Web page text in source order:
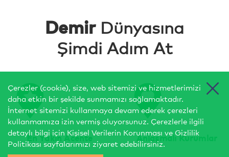
DemirDünyasına
Şimdi Adım At
En Yakın Acente Anlaşmalı Kurumlar
Çerezler (cookie), size, web sitemizi ve hizmetlerimizi
daha etkin bir şekilde sunmamızı sağlamaktadır.
İnternet sitemizi kullanmaya devam ederek çerezleri
kullanmamıza izin vermiş oluyorsunuz. Çerezlerle ilgili
detaylı bilgi için Kişisel Verilerin Korunması ve Gizlilik
Politikasısayfalarımızı ziyaret edebilirsiniz.